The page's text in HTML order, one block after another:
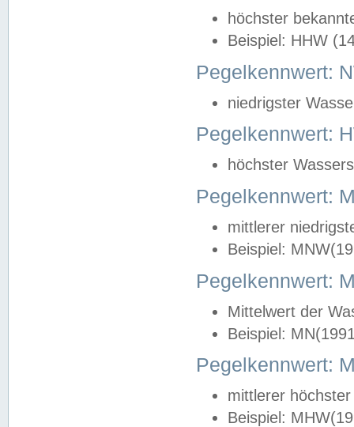
höchster
Beispiel: HHW
Pegelkennwert:
niedrigster
Pegelkennwert:
höchster
Pegelkennwert:
mittlerer
Beispiel:
Pegelkennwert:
Mittelwert der
Beispiel:
Pegelkennwert:
mittlerer
Beispiel: